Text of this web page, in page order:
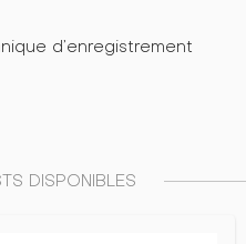
d’enregistrement
DISPONIBLES